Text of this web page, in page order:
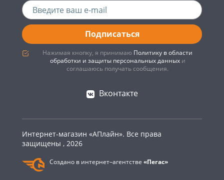
Подписаться
Нажимая кнопку, я принимаю Политику в области
обработки и защиты персональных данныхи
соглашаюсь получать сообщения.
Вконтакте
Интернет-магазин «АПлайн». Все права
защищены , 2026
Создано в интернет–агентстве «Пегас»